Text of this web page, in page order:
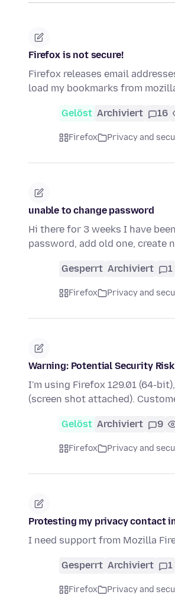
Firefox is not secure!
Firefox releases email
load my bookmarks from
Gelöst Archiviert 16
Firefox Privacy and
unable to change password
Hi there for 3 weeks I have
password, add old one, create
Gesperrt Archiviert 1
Firefox Privacy and
Warning: Potential Security
I'm using Firefox 129.01 (64-
(screen shot attached).
Gelöst Archiviert 9
Firefox Privacy and
Protesting my privacy contact
I need support from Mozilla
Gesperrt Archiviert 1
Firefox Privacy and